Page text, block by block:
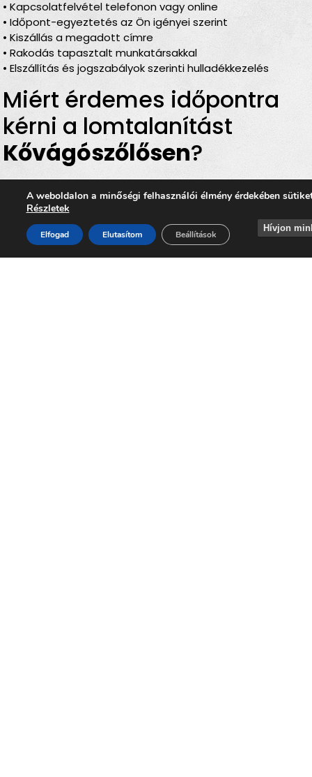
• Kapcsolatfelvétel telefonon vagy online
• Időpont-egyeztetés az Ön igényei szerint
• Kiszállás a megadott címre
• Rakodás tapasztalt munkatársakkal
• Elszállítás és jogszabályok szerinti hulladékkezelés
Miért érdemes időpontra
kérni a lomtalanítást
Kővágószőlősen?
Rugalmas megoldás– Ön döntheti el, mikor történjen
az elszállítás
Teljes körű szolgáltatás
elszámolás egyben
Bírságmentes– nincs szükség közterületre kihelyezni
a lomokat
A weboldalon a minőségi felhasználói élmény érdekében
Részletek
Elfogad Elutasítom Beállítások
Hívjon